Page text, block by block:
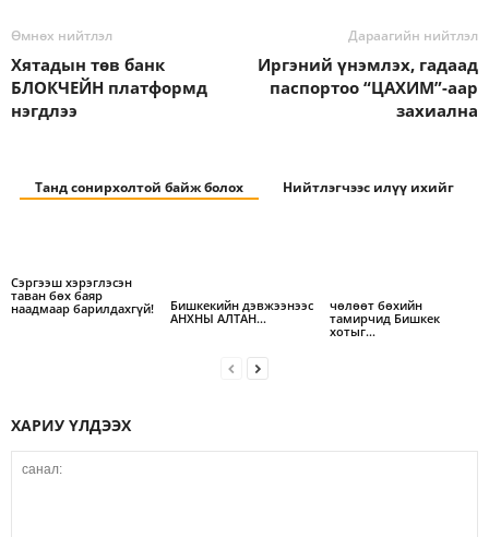
Өмнөх нийтлэл
Хятадын төв банк
БЛОКЧЕЙН платформд
нэгдлээ
Дараагийн нийтлэл
Иргэний үнэмлэх, гадаад
паспортоо “ЦАХИМ”-аар
захиална
Танд сонирхолтой байж болох Нийтлэгчээс илүү ихийг
Сэргээш хэрэглэсэн
таван бөх баяр
наадмаар барилдахгүй!
Бишкекийн дэвжээнээс
АНХНЫ АЛТАН…
чөлөөт бөхийн
тамирчид Бишкек
хотыг…
ХАРИУ ҮЛДЭЭХ